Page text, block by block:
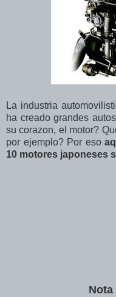
La industria
ha creado grandes
su corazon, el motor?
por ejemplo? Por eso
10 motores japoneses